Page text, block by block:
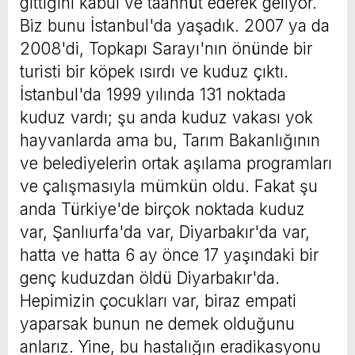
Biz bunu İstanbul'da yaşadık. 2007 ya da
2008'di, Topkapı Sarayı'nın önünde bir
turisti bir köpek ısırdı ve kuduz çıktı.
İstanbul'da 1999 yılında 131 noktada
kuduz vardı; şu anda kuduz vakası yok
hayvanlarda ama bu, Tarım Bakanlığının
ve belediyelerin ortak aşılama programları
ve çalışmasıyla mümkün oldu. Fakat şu
anda Türkiye'de birçok noktada kuduz
var, Şanlıurfa'da var, Diyarbakır'da var,
hatta ve hatta 6 ay önce 17 yaşındaki bir
genç kuduzdan öldü Diyarbakır'da.
Hepimizin çocukları var, biraz empati
yaparsak bunun ne demek olduğunu
anlarız. Yine, bu hastalığın eradikasyonu